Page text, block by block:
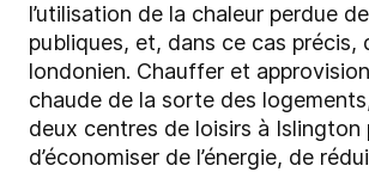
l’utilisation de la chaleur perdue
publiques, et, dans ce cas précis,
londonien. Chauffer et
chaude de la sorte des
deux centres de loisirs à Islington
d’économiser de l’énergie, de